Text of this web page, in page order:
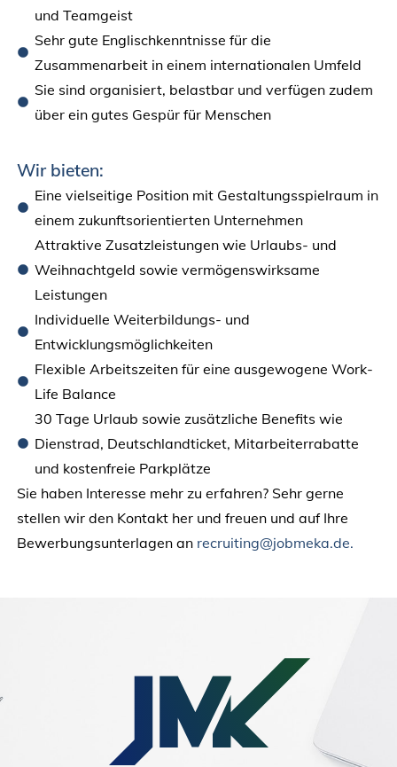
und Teamgeist
Sehr gute Englischkenntnisse für die
Zusammenarbeit in einem internationalen Umfeld
Sie sind organisiert, belastbar und verfügen zudem
über ein gutes Gespür für Menschen
Wir bieten:
Eine vielseitige Position mit Gestaltungsspielraum in
einem zukunftsorientierten Unternehmen
Attraktive Zusatzleistungen wie Urlaubs- und
Weihnachtgeld sowie vermögenswirksame
Leistungen
Individuelle Weiterbildungs- und
Entwicklungsmöglichkeiten
Flexible Arbeitszeiten für eine ausgewogene Work-
Life Balance
30 Tage Urlaub sowie zusätzliche Benefits wie
Dienstrad, Deutschlandticket, Mitarbeiterrabatte
und kostenfreie Parkplätze
Sie haben Interesse mehr zu erfahren? Sehr gerne
stellen wir den Kontakt her und freuen und auf Ihre
Bewerbungsunterlagen an recruiting@jobmeka.de.